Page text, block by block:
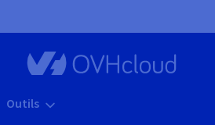
Outils